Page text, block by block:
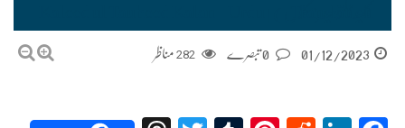
01/12/2023
282 مناظر